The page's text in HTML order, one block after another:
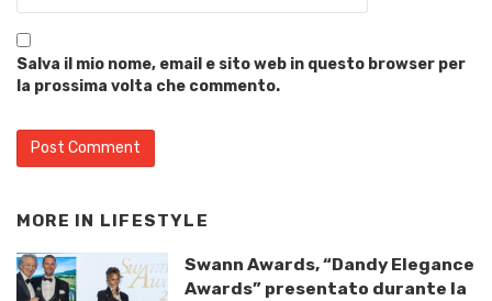
Salva il mio nome, email e sito web in questo browser per
la prossima volta che commento.
MORE IN LIFESTYLE
Swann Awards, “Dandy Elegance
Awards” presentato durante la